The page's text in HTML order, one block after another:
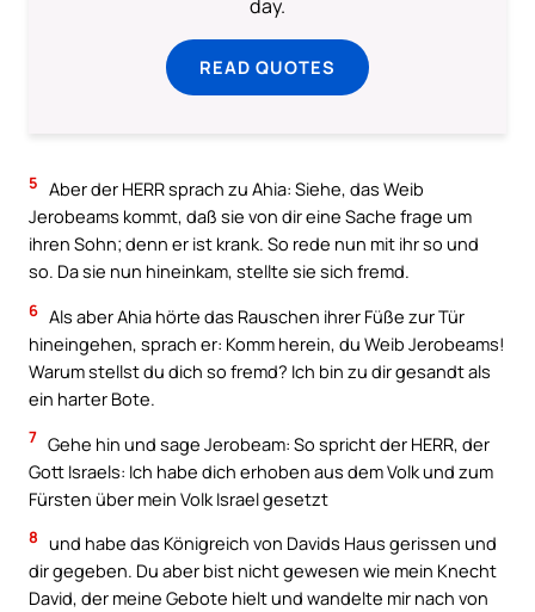
day.
READ QUOTES
5 Aber der HERR sprach zu Ahia: Siehe, das Weib
Jerobeams kommt, daß sie von dir eine Sache frage um
ihren Sohn; denn er ist krank. So rede nun mit ihr so und
so. Da sie nun hineinkam, stellte sie sich fremd.
6 Als aber Ahia hörte das Rauschen ihrer Füße zur Tür
hineingehen, sprach er: Komm herein, du Weib Jerobeams!
Warum stellst du dich so fremd? Ich bin zu dir gesandt als
ein harter Bote.
7 Gehe hin und sage Jerobeam: So spricht der HERR, der
Gott Israels: Ich habe dich erhoben aus dem Volk und zum
Fürsten über mein Volk Israel gesetzt
8 und habe das Königreich von Davids Haus gerissen und
dir gegeben. Du aber bist nicht gewesen wie mein Knecht
David, der meine Gebote hielt und wandelte mir nach von